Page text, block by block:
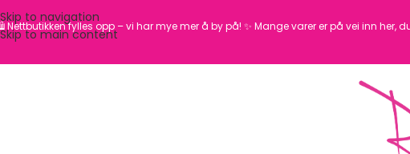
Skip to navigation
Skip to main content
Nettbutikken fylles opp – vi har mye mer å by på! ✨ Mange varer er på vei inn her,